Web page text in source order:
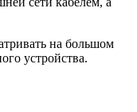
на большом
устройства.